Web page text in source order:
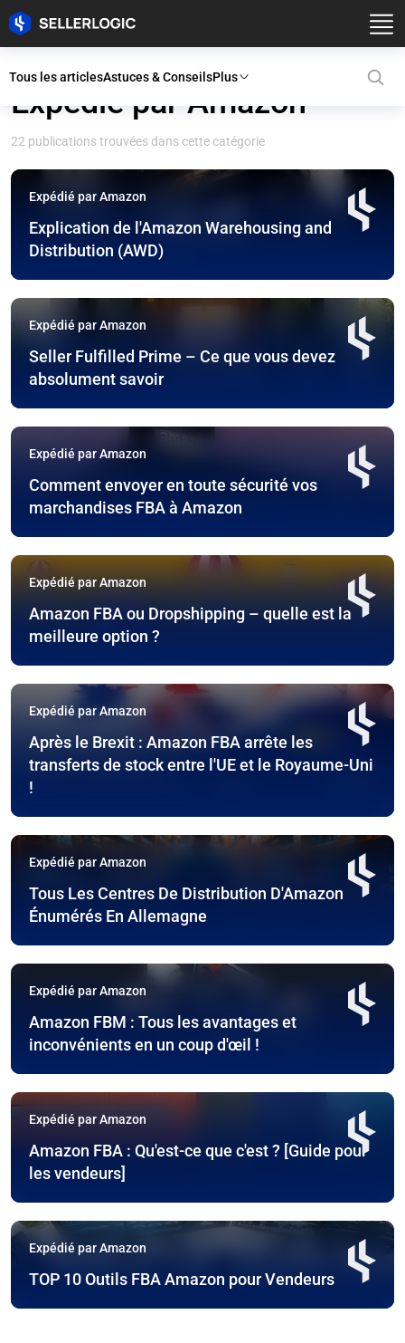
Tous les articlesAstuces & ConseilsPlus
Expédié par Amazon
22 publications trouvées dans cette catégorie
Expédié par Amazon
Explication de l'Amazon Warehousing and
Distribution (AWD)
Expédié par Amazon
Seller Fulfilled Prime – Ce que vous devez
absolument savoir
Expédié par Amazon
Comment envoyer en toute sécurité vos
marchandises FBA à Amazon
Expédié par Amazon
Amazon FBA ou Dropshipping – quelle est la
meilleure option ?
Expédié par Amazon
Après le Brexit : Amazon FBA arrête les
transferts de stock entre l'UE et le Royaume-Uni
!
Expédié par Amazon
Tous Les Centres De Distribution D'Amazon
Énumérés En Allemagne
Expédié par Amazon
Amazon FBM : Tous les avantages et
inconvénients en un coup d'œil !
Expédié par Amazon
Amazon FBA : Qu'est-ce que c'est ? [Guide pour
les vendeurs]
Expédié par Amazon
TOP 10 Outils FBA Amazon pour Vendeurs